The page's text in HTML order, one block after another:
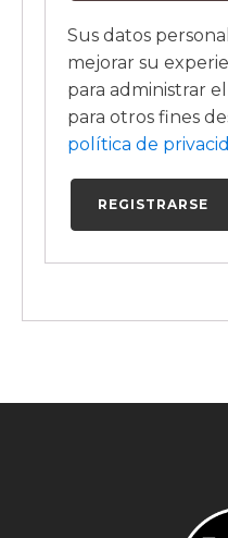
Sus datos
mejorar su
para administrar
para otros fines
política de
REGISTRARSE